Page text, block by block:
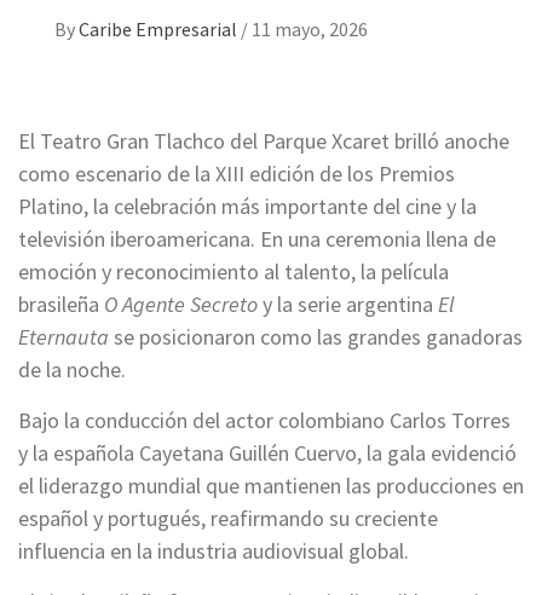
ByCaribe Empresarial / 11 mayo, 2026
El Teatro Gran Tlachco del Parque Xcaret brilló anoche
como escenario de la XIII edición de los Premios
Platino, la celebración más importante del cine y la
televisión iberoamericana. En una ceremonia llena de
emoción y reconocimiento al talento, la película
brasileña O Agente Secretoy la serie argentina El
Eternauta se posicionaron como las grandes ganadoras
de la noche.
Bajo la conducción del actor colombiano Carlos Torres
y la española Cayetana Guillén Cuervo, la gala evidenció
el liderazgo mundial que mantienen las producciones en
español y portugués, reafirmando su creciente
influencia en la industria audiovisual global.